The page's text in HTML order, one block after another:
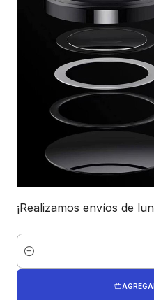
¡Realizamos envíos de
Cantidad